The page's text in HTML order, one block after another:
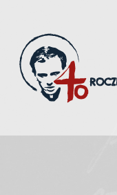
content